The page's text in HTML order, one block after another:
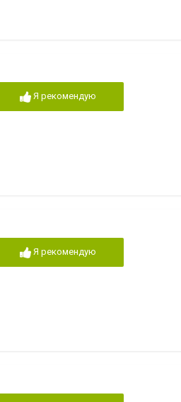
Я рекомендую
Я рекомендую